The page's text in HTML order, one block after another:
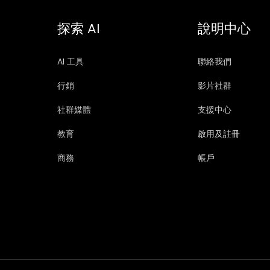
探索 AI
AI 工具
行銷
社群媒體
教育
商務
說明中心
聯絡我們
影片社群
支援中心
啟用及註冊
帳戶